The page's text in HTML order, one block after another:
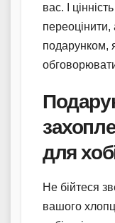
вас. І
подарунком,
для
Не бійтеся
вашого